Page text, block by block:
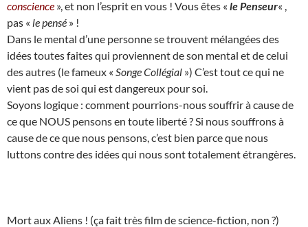
conscience », et non l’esprit en vous ! Vous êtes « le Penseur« ,
pas « le pensé » !
Dans le mental d’une personne se trouvent mélangées des
idées toutes faites qui proviennent de son mental et de celui
des autres (le fameux « Songe Collégial ») C’est tout ce qui ne
vient pas de soi qui est dangereux pour soi.
Soyons logique : comment pourrions-nous souffrir à cause de
ce que NOUS pensons en toute liberté ? Si nous souffrons à
cause de ce que nous pensons, c’est bien parce que nous
luttons contre des idées qui nous sont totalement étrangères.
Mort aux Aliens ! (ça fait très film de science-fiction, non ?)